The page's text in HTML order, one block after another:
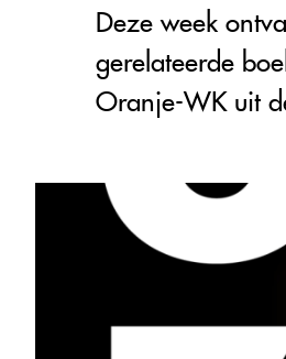
Deze week
gerelateerde
Oranje-WK uit